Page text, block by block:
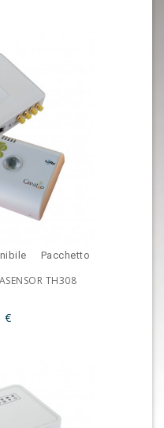
Pacchetto
TH308
€